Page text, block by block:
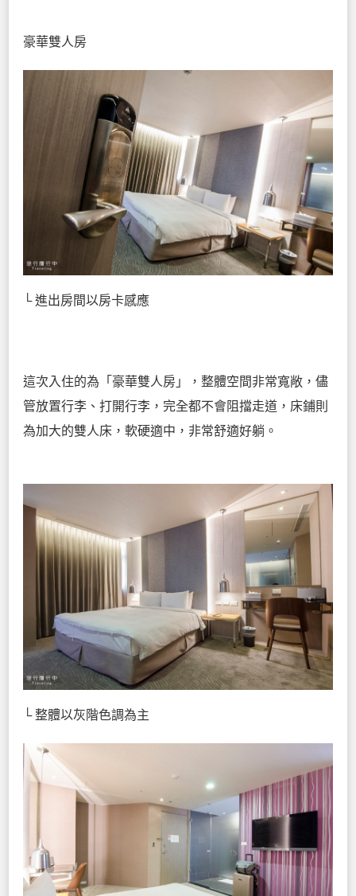
豪華雙人房
└ 進出房間以房卡感應
這次入住的為「豪華雙人房」，整體空間非常寬敞，儘
管放置行李、打開行李，完全都不會阻擋走道，床鋪則
為加大的雙人床，軟硬適中，非常舒適好躺。
└ 整體以灰階色調為主